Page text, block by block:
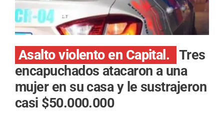
Asalto violento en Capital. Tres
encapuchados atacaron a una
mujer en su casa y le sustrajeron
casi $50.000.000